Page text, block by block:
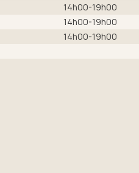
14h00-19h00
14h00-19h00
14h00-19h00